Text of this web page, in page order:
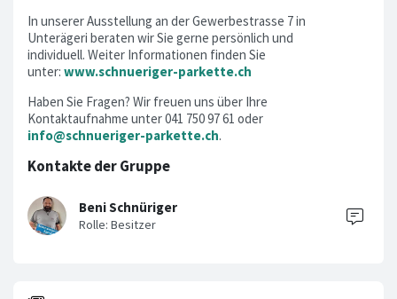
In unserer Ausstellung an der Gewerbestrasse 7 in
Unterägeri beraten wir Sie gerne persönlich und
individuell. Weiter Informationen finden Sie
unter: www.schnueriger-parkette.ch
Haben Sie Fragen? Wir freuen uns über Ihre
Kontaktaufnahme unter 041 750 97 61 oder
info@schnueriger-parkette.ch.
Kontakte der Gruppe
Beni Schnüriger